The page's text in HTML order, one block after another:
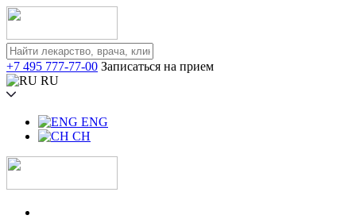
+7 495 777-77-00 Записаться на прием
RU
ENG
CH